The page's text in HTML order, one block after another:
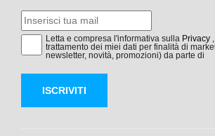
Letta e compresa l'informativa sulla Privacy
trattamento dei miei dati per finalità di
newsletter, novità, promozioni) da parte di
ISCRIVITI